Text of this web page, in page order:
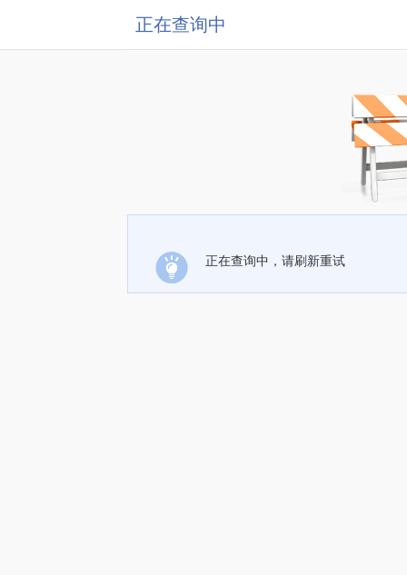
正在查询中
正在查询中，请刷新重试